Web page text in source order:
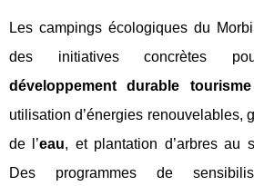
Les campings écologiques du
des initiatives concrètes
développement durable tourisme
utilisation d’énergies renouvelables,
de l’eau, et plantation d’arbres au
Des programmes de